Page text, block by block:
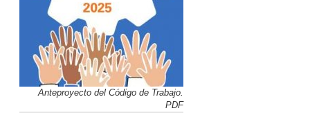
Anteproyecto del Código de Trabajo.
PDF